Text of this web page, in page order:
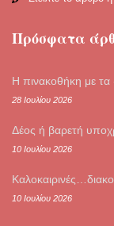
Πρόσφατα
Η πινακοθήκη με
28 Ιουλίου 2026
Δέος ή βαρετή
10 Ιουλίου 2026
10 Ιουλίου 2026